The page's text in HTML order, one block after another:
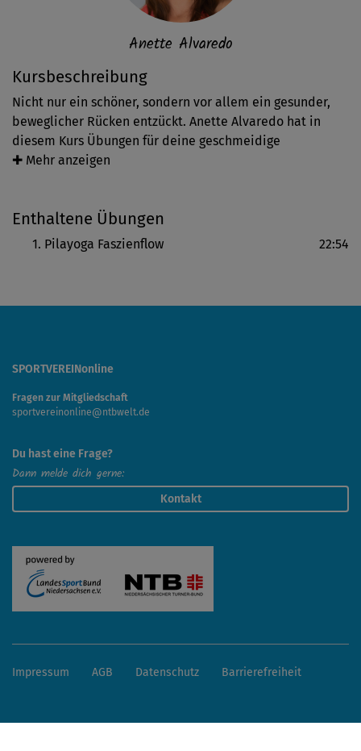
Kursbeschreibung
Nicht nur ein schöner, sondern vor allem ein gesunder,
beweglicher Rücken entzückt. Anette Alvaredo hat in
diesem Kurs Übungen für deine geschmeidige
Wirbelsäule zusammengestellt, durch welche sie dich gut
Moment wohltuende Aufmerksamkeit.
✚ Mehr anzeigen
Enthaltene Übungen
Pilayoga Faszienflow 22:54
Anette Alvaredo
SPORTVEREINonline
Fragen zur Mitgliedschaft
sportvereinonline@ntbwelt.de
Du hast eine Frage?
Dann melde dich gerne:
Kontakt
Impressum AGB Datenschutz Barrierefreiheit